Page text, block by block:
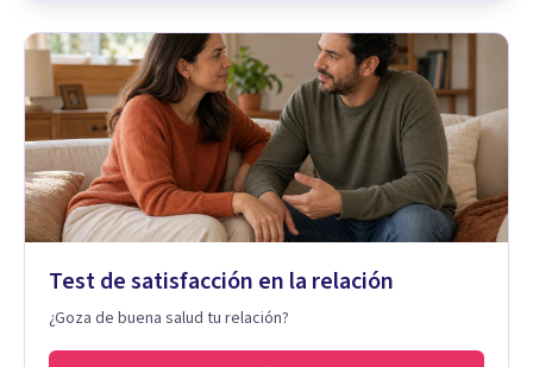
Test de satisfacción en la relación
¿Goza de buena salud tu relación?